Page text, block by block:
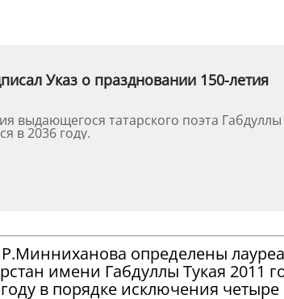
Указ о праздновании 150-летия
выдающегося татарского поэта Габдуллы
в 2036 году.
определены
имени Габдуллы Тукая 2011
в порядке исключения четыре